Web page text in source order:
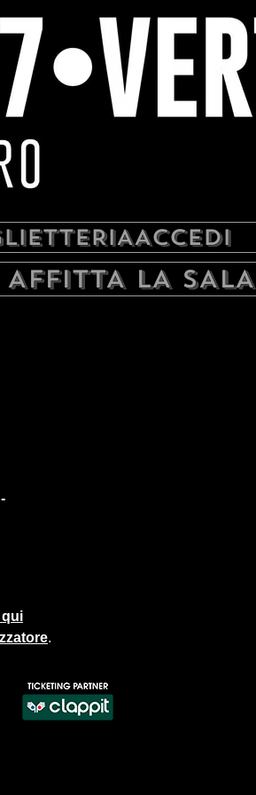
ACCEDI
AFFITTA LA SALA
.